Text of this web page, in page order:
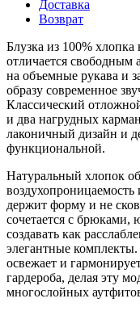
Доставка
Возврат
Блузка из 100%
отличается свободным
на объемные рукава и
образу современное
Классический
и два нагрудных
лаконичный дизайн и
функциональной.
Натуральный хлопок
держит форму и не
сочетается с
создавать как
элегантные
освежает и
гардероба, делая эту
многослойных